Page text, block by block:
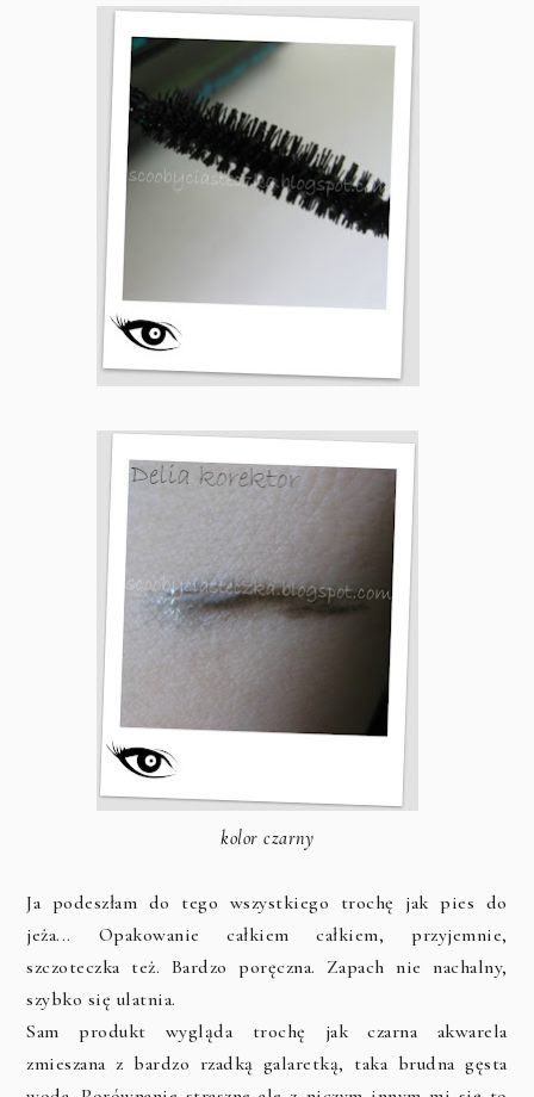
kolor czarny
Ja podeszłam do tego wszystkiego trochę jak pies do
jeża... Opakowanie całkiem całkiem, przyjemnie,
szczoteczka też. Bardzo poręczna. Zapach nie nachalny,
szybko się ulatnia.
Sam produkt wygląda trochę jak czarna akwarela
zmieszana z bardzo rzadką galaretką, taka brudna gęsta